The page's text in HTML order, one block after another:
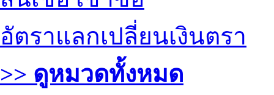
อัตราแลกเปลี่ยนเงินตรา
>> ดูหมวดทั้งหมด